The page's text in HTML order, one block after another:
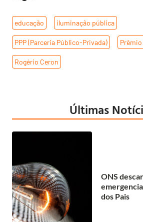
educação iluminação pública
PPP (Parceria Público-Privada) Prêmio
Rogério Ceron
Últimas
ONS
dos Pais